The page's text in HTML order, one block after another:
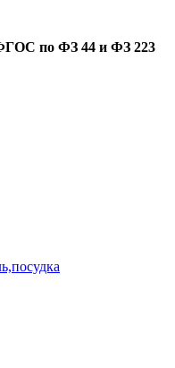
по ФЗ 44 и ФЗ 223